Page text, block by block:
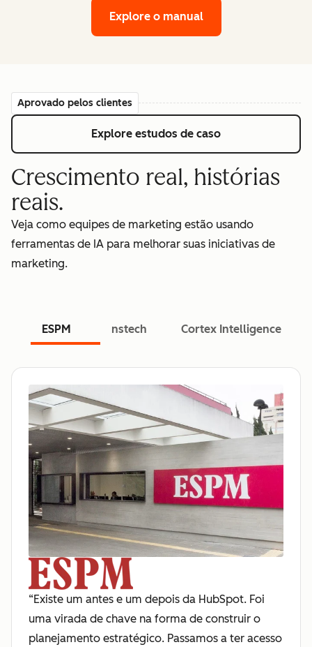
Explore o manual
Aprovado pelos clientes
Explore estudos de caso
Crescimento real, histórias
reais.
Veja como equipes de marketing estão usando
ferramentas de IA para melhorar suas iniciativas de
marketing.
ESPM nstech Cortex Intelligence
“Existe um antes e um depois da HubSpot. Foi
uma virada de chave na forma de construir o
planejamento estratégico. Passamos a ter acesso